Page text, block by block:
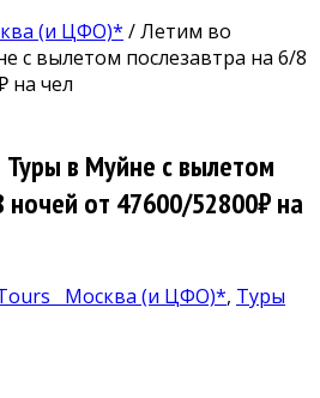
(и ЦФО)* /Летим во
с вылетом послезавтра на 6/8
на чел
в Муйне с вылетом
ночей от 47600/52800₽ на
Москва (и ЦФО)*, Туры